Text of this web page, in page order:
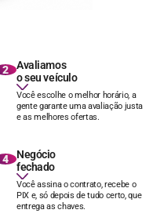
2
Avaliamos
o seu veículo
Você escolhe o melhor horário, a
gente garante uma avaliação justa
e as melhores ofertas.
4
Negócio
fechado
Você assina o contrato, recebe o
PIX e, só depois de tudo certo, que
entrega as chaves.